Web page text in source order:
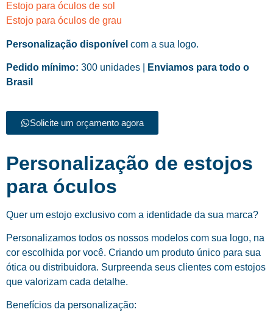
Estojo para óculos de sol
Estojo para óculos de grau
Personalização disponível com a sua logo.
Pedido mínimo: 300 unidades |
Enviamos para todo o
Brasil
Solicite um orçamento agora
Personalização de estojos
para óculos
Quer um estojo exclusivo com a identidade da sua marca?
Personalizamos todos os nossos modelos com sua logo, na
cor escolhida por você. Criando um produto único para sua
ótica ou distribuidora. Surpreenda seus clientes com estojos
que valorizam cada detalhe.
Benefícios da personalização: